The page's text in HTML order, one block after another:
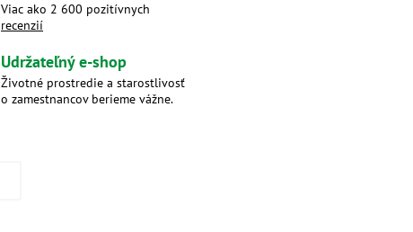
Viac ako 2 600 pozitívnych
recenzií
Udržateľný e-shop
Životné prostredie a starostlivosť
o zamestnancov berieme vážne.